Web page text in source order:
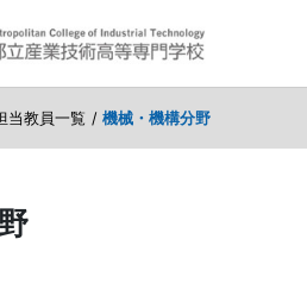
当教員一覧 機械・機構分野